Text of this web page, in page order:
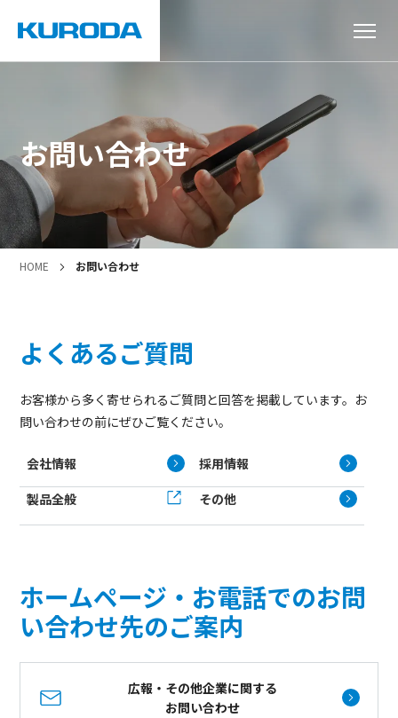
お問い合わせ
HOME お問い合わせ
よくあるご質問
お客様から多く寄せられるご質問と回答を掲載しています。お
問い合わせの前にぜひご覧ください。
会社情報
採用情報
製品全般
その他
ホームページ・お電話でのお問
い合わせ先のご案内
広報・その他企業に関する
お問い合わせ